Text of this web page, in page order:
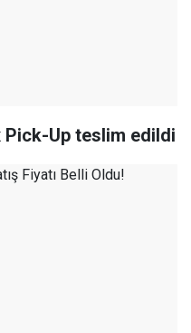
Pick-Up teslim edildi